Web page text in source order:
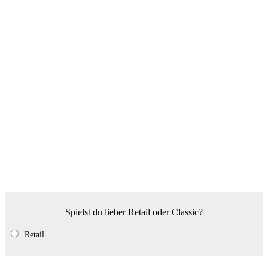
Spielst du lieber Retail oder Classic?
Retail